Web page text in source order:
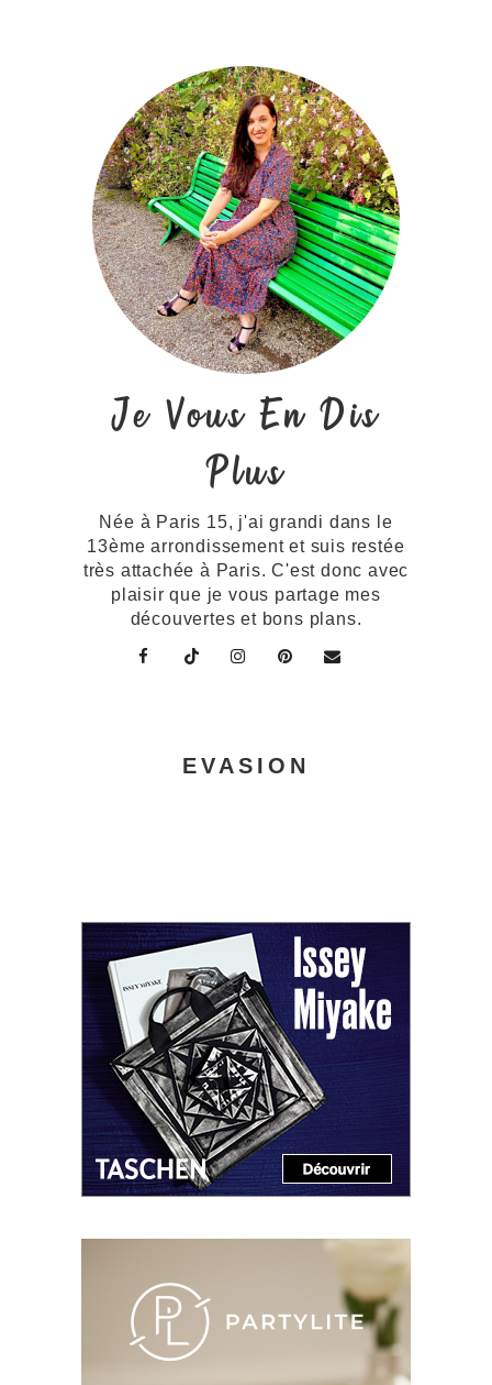
Je Vous En Dis
Plus
Née à Paris 15, j'ai grandi dans le
13ème arrondissement et suis restée
très attachée à Paris. C'est donc avec
plaisir que je vous partage mes
découvertes et bons plans.
EVASION